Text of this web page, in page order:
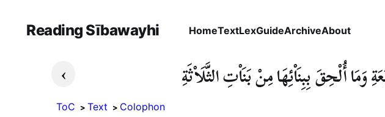
Reading Sībawayhi HomeTextLexGuideArchiveAbout
› أُلْحِقَ بِبِنَاْئِهَا مِنْ بَنَاْتِ الثَّلَاْثَةِ
ToC Text Colophon